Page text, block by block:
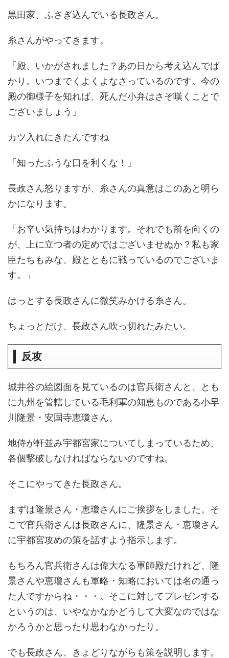
黒田家、ふさぎ込んでいる長政さん。
糸さんがやってきます。
「殿、いかがされました？あの日から考え込んでば
かり。いつまでくよくよなさっているのです。今の
殿の御様子を知れば、死んだ小弁はさぞ嘆くことで
ございましょう」
カツ入れにきたんですね
「知ったふうな口を利くな！」
長政さん怒りますが、糸さんの真意はこのあと明ら
かになります。
「お辛い気持ちはわかります。それでも前を向くの
が、上に立つ者の定めではございませぬか？私も家
臣たちもみな、殿とともに戦っているのでございま
す。」
はっとする長政さんに微笑みかける糸さん。
ちょっとだけ、長政さん吹っ切れたみたい。
反攻
城井谷の絵図面を見ているのは官兵衛さんと、とも
に九州を管轄している毛利軍の知恵ものである小早
川隆景・安国寺恵瓊さん。
地侍が軒並み宇都宮家についてしまっているため、
各個撃破しなければならないのですね。
そこにやってきた長政さん。
まずは隆景さん・恵瓊さんにご挨拶をしました。そ
こで官兵衛さんは長政さんに、隆景さん・恵瓊さん
に宇都宮攻めの策を話すよう指示します。
もちろん官兵衛さんは偉大なる軍師殿だけれど、隆
景さんや恵瓊さんも軍略・知略においては名の通っ
た人ですからね・・・。そこに対してプレゼンする
というのは、いやなかなかどうして大変なのではな
かろうかと思ったり思わなかったり。
でも長政さん、きょどりながらも策を説明します。